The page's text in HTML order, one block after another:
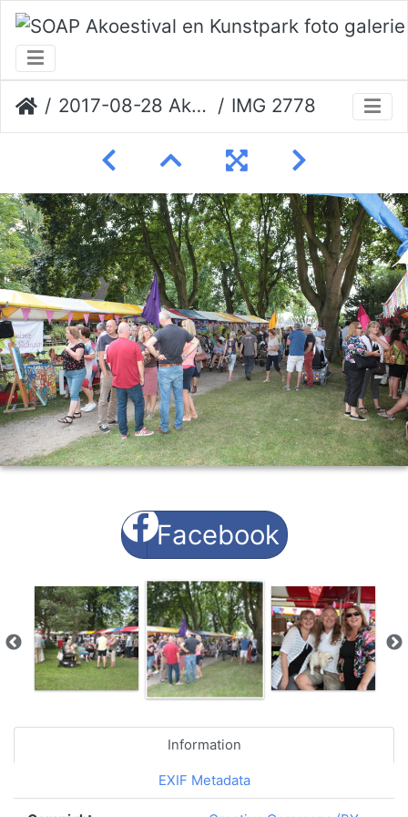
2017-08-28 Akoestival Erik Veerman IMG 2778
Facebook
Information
EXIF Metadata